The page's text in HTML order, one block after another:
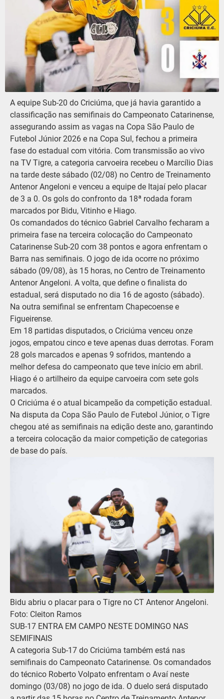
A equipe Sub-20 do Criciúma, que já havia garantido a
classificação nas semifinais do Campeonato Catarinense,
assegurando assim as vagas na Copa São Paulo de
Futebol Júnior 2026 e na Copa Sul, fechou a primeira
fase do estadual com vitória. Com transmissão ao vivo
na TV Tigre, a categoria carvoeira recebeu o Marcílio Dias
na tarde deste sábado (02/08) no Centro de Treinamento
Antenor Angeloni e venceu a equipe de Itajaí pelo placar
de 3 a 0. Os gols do confronto da 18ª rodada foram
marcados por Bidu, Vitinho e Hiago.
Os comandados do técnico Gabriel Carvalho fecharam a
primeira fase na terceira colocação do Campeonato
Catarinense Sub-20 com 38 pontos e agora enfrentam o
Barra nas semifinais. O jogo de ida ocorre no próximo
sábado (09/08), às 15 horas, no Centro de Treinamento
Antenor Angeloni. A volta, que define o finalista do
estadual, será disputado no dia 16 de agosto (sábado).
Na outra semifinal se enfrentam Chapecoense e
Figueirense.
Em 18 partidas disputados, o Criciúma venceu onze
jogos, empatou cinco e teve apenas duas derrotas. Foram
28 gols marcados e apenas 9 sofridos, mantendo a
melhor defesa do campeonato que teve início em abril.
Hiago é o artilheiro da equipe carvoeira com sete gols
marcados.
O Criciúma é o atual bicampeão da competição estadual.
Na disputa da Copa São Paulo de Futebol Júnior, o Tigre
chegou até as semifinais na edição deste ano, garantindo
a terceira colocação da maior competição de categorias
de base do país.
Bidu abriu o placar para o Tigre no CT Antenor Angeloni.
Foto: Cleiton Ramos
SUB-17 ENTRA EM CAMPO NESTE DOMINGO NAS
SEMIFINAIS
A categoria Sub-17 do Criciúma também está nas
semifinais do Campeonato Catarinense. Os comandados
do técnico Roberto Volpato enfrentam o Avaí neste
domingo (03/08) no jogo de ida. O duelo será disputado